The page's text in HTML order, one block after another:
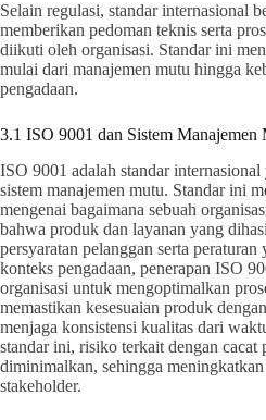
Selain regulasi, standar internasional
memberikan pedoman teknis serta
diikuti oleh organisasi. Standar ini
mulai dari manajemen mutu hingga
pengadaan.
3.1 ISO 9001 dan Sistem Manajemen
ISO 9001 adalah standar
sistem manajemen mutu. Standar ini
mengenai bagaimana sebuah
bahwa produk dan layanan yang
persyaratan pelanggan serta
konteks pengadaan, penerapan ISO
organisasi untuk mengoptimalkan
memastikan kesesuaian produk
menjaga konsistensi kualitas dari
standar ini, risiko terkait dengan cacat
diminimalkan, sehingga meningkatkan
stakeholder.